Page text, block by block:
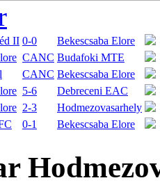
II 0-0
Bekescsaba Elore
CANC Budafoki MTE
CANC Bekescsaba Elore
5-6
Debreceni EAC
2-3
Hodmezovasarhely
0-1 Bekescsaba Elore